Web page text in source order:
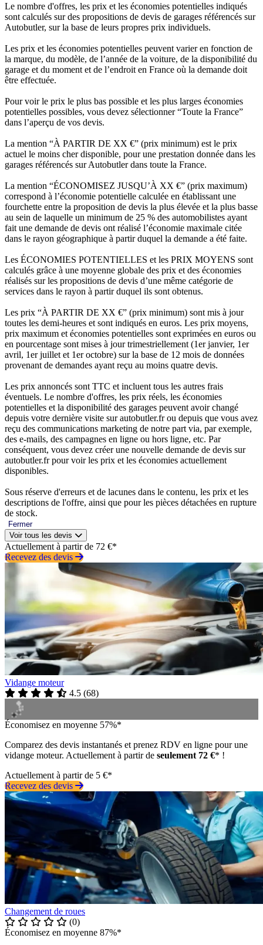
Le nombre d'offres, les prix et les économies potentielles indiqués
sont calculés sur des propositions de devis de garages référencés sur
Autobutler, sur la base de leurs propres prix individuels.
Les prix et les économies potentielles peuvent varier en fonction de
la marque, du modèle, de l’année de la voiture, de la disponibilité du
garage et du moment et de l’endroit en France où la demande doit
être effectuée.
Pour voir le prix le plus bas possible et les plus larges économies
potentielles possibles, vous devez sélectionner “Toute la France”
dans l’aperçu de vos devis.
La mention “À PARTIR DE XX €” (prix minimum) est le prix
actuel le moins cher disponible, pour une prestation donnée dans les
garages référencés sur Autobutler dans toute la France.
La mention “ÉCONOMISEZ JUSQU’À XX €” (prix maximum)
correspond à l’économie potentielle calculée en établissant une
fourchette entre la proposition de devis la plus élevée et la plus basse
au sein de laquelle un minimum de 25 % des automobilistes ayant
fait une demande de devis ont réalisé l’économie maximale citée
dans le rayon géographique à partir duquel la demande a été faite.
Les ÉCONOMIES POTENTIELLES et les PRIX MOYENS sont
calculés grâce à une moyenne globale des prix et des économies
réalisés sur les propositions de devis d’une même catégorie de
services dans le rayon à partir duquel ils sont obtenus.
Les prix “À PARTIR DE XX €” (prix minimum) sont mis à jour
toutes les demi-heures et sont indiqués en euros. Les prix moyens,
prix maximum et économies potentielles sont exprimées en euros ou
en pourcentage sont mises à jour trimestriellement (1er janvier, 1er
avril, 1er juillet et 1er octobre) sur la base de 12 mois de données
provenant de demandes ayant reçu au moins quatre devis.
Les prix annoncés sont TTC et incluent tous les autres frais
éventuels. Le nombre d'offres, les prix réels, les économies
potentielles et la disponibilité des garages peuvent avoir changé
depuis votre dernière visite sur autobutler.fr ou depuis que vous avez
reçu des communications marketing de notre part via, par exemple,
des e-mails, des campagnes en ligne ou hors ligne, etc. Par
conséquent, vous devez créer une nouvelle demande de devis sur
autobutler.fr pour voir les prix et les économies actuellement
disponibles.
Sous réserve d'erreurs et de lacunes dans le contenu, les prix et les
descriptions de l'offre, ainsi que pour les pièces détachées en rupture
de stock.
Fermer
Voir tous les devis
Actuellement à partir de 72 €*
Recevez des devis
Vidange moteur
4.5 (68)
Économisez en moyenne 57%*
Comparez des devis instantanés et prenez RDV en ligne pour une
vidange moteur. Actuellement à partir de seulement 72 €* !
Actuellement à partir de 5 €*
Recevez des devis
Changement de roues
(0)
Économisez en moyenne 87%*